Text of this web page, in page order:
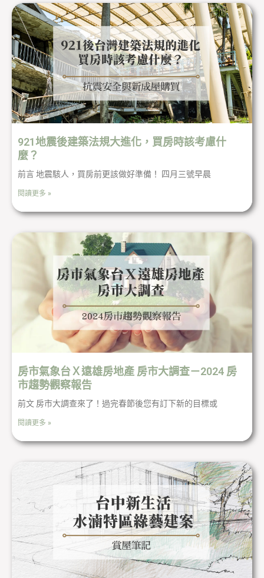
921地震後建築法規大進化，買房時該考慮什
麼？
前言 地震駭人，買房前更該做好準備！ 四月三號早晨
閱讀更多 »
房市氣象台Ｘ遠雄房地產 房市大調查－2024 房
市趨勢觀察報告
前文 房市大調查來了！過完春節後您有訂下新的目標或
閱讀更多 »